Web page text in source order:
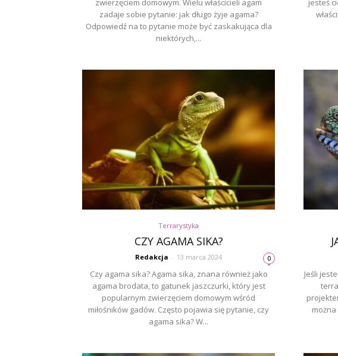
zwierzęciem domowym. Wielu właścicieli agam
zadaje sobie pytanie: jak długo żyje agama?
Odpowiedź na to pytanie może być zaskakująca dla
niektórych,...
jesteś
Terrarystyka
CZY AGAMA SIKA?
Redakcja - 13 marca 2024 0
Czy agama sika? Agama sika, znana również jako
agama brodata, to gatunek jaszczurki, który jest
popularnym zwierzęciem domowym wśród
miłośników gadów. Często pojawia się pytanie, czy
agama sika? W...
Jeśli